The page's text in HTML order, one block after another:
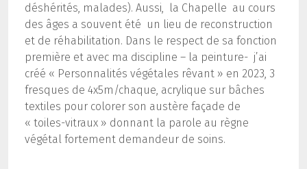
déshérités, malades). Aussi, la Chapelle au cours
des âges a souvent été un lieu de reconstruction
et de réhabilitation. Dans le respect de sa fonction
première et avec ma discipline – la peinture- j’ai
créé « Personnalités végétales rêvant » en 2023, 3
fresques de 4x5m/chaque, acrylique sur bâches
textiles pour colorer son austère façade de
« toiles-vitraux » donnant la parole au règne
végétal fortement demandeur de soins.